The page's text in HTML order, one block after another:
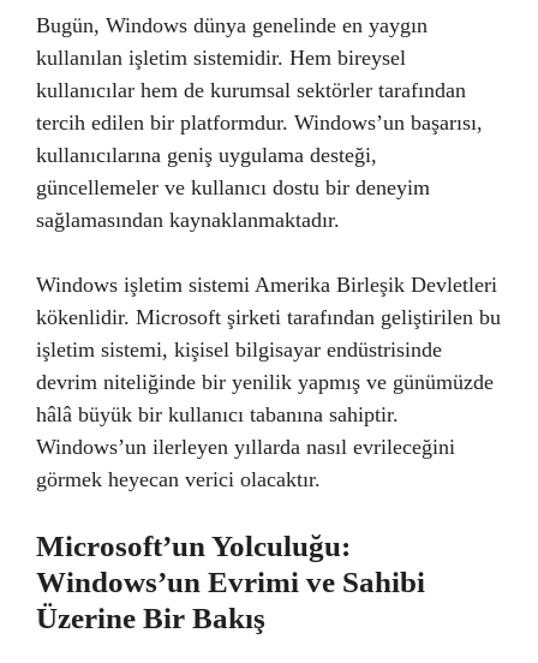
Bugün, Windows dünya genelinde en yaygın
kullanılan işletim sistemidir. Hem bireysel
kullanıcılar hem de kurumsal sektörler tarafından
tercih edilen bir platformdur. Windows’un başarısı,
kullanıcılarına geniş uygulama desteği,
güncellemeler ve kullanıcı dostu bir deneyim
sağlamasından kaynaklanmaktadır.
Windows işletim sistemi Amerika Birleşik Devletleri
kökenlidir. Microsoft şirketi tarafından geliştirilen bu
işletim sistemi, kişisel bilgisayar endüstrisinde
devrim niteliğinde bir yenilik yapmış ve günümüzde
hâlâ büyük bir kullanıcı tabanına sahiptir.
Windows’un ilerleyen yıllarda nasıl evrileceğini
görmek heyecan verici olacaktır.
Microsoft’un Yolculuğu:
Windows’un Evrimi ve Sahibi
Üzerine Bir Bakış